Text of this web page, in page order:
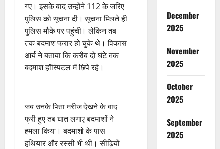
गए। इसके बाद उन्होंने 112 के जरिए
पुलिस को सूचना दी। सूचना मिलते ही
पुलिस मौके पर पहुंची। लेकिन तब
तक बदमाश फरार हो चुके थे। विकास
आर्य ने बताया कि करीब दो घंटे तक
बदमाश हॉस्पिटल में छिपे रहे।
जब उनके पिता मरीज देखने के बाद
फ्री हुए तब घात लगाए बदमाशों ने
हमला किया। बदमाशों के पास
हथियार और रस्सी भी थी। सीढ़ियों
December
2025
November
2025
October
2025
September
2025